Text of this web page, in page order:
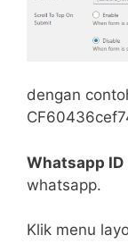
dengan
Whatsapp ID
whatsapp.
Klik menu